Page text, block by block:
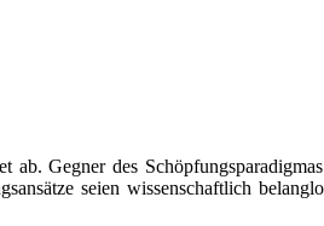
Gegner des
seien wissenschaftlich